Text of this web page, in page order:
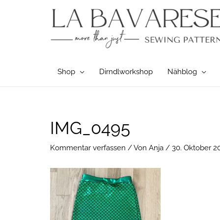
Shop Dirndlworkshop Nähblog
IMG_0495
Kommentar verfassen / Von Anja / 30. Oktober
Post
navigation